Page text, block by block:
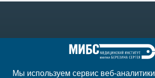
Мы используем сервис веб-аналитики